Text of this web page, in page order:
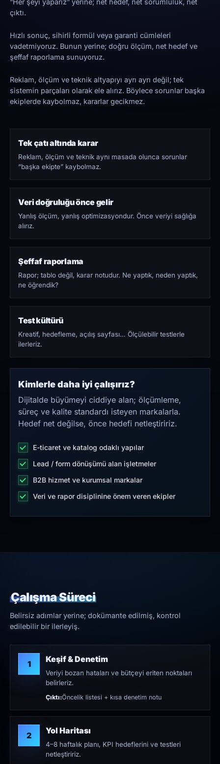
“Her şeyi yaparız” yerine; net hedef, net sorumluluk, net
çıktı.
Hızlı sonuç, sihirli formül veya garanti cümleleri
vadetmiyoruz. Bunun yerine; doğru ölçüm, net hedef ve
şeffaf raporlama sunuyoruz.
Reklam, ölçüm ve teknik altyapıyı ayrı ayrı değil; tek
sistemin parçaları olarak ele alırız. Böylece sorunlar başka
ekiplerde kaybolmaz, kararlar gecikmez.
Tek çatı altında karar
Reklam, ölçüm ve teknik aynı masada olunca sorunlar
“başka ekipte” kaybolmaz.
Veri doğruluğu önce gelir
Yanlış ölçüm, yanlış optimizasyondur. Önce veriyi sağlığa
alırız.
Şeffaf raporlama
Rapor; tablo değil, karar notudur. Ne yaptık, neden yaptık,
ne öğrendik?
Test kültürü
Kreatif, hedefleme, açılış sayfası… Ölçülebilir testlerle
ilerleriz.
Kimlerle daha iyi çalışırız?
Dijitalde büyümeyi ciddiye alan; ölçümleme,
süreç ve kalite standardı isteyen markalarla.
Hedef net değilse, önce hedefi netleştiririz.
E-ticaret ve katalog odaklı yapılar
Lead / form dönüşümü alan işletmeler
B2B hizmet ve kurumsal markalar
Veri ve rapor disiplinine önem veren ekipler
Çalışma Süreci
Belirsiz adımlar yerine; dokümante edilmiş, kontrol
edilebilir bir ilerleyiş.
1 Keşif & Denetim
Veriyi bozan hataları ve bütçeyi eriten noktaları
belirleriz.
Çıktı:Öncelik listesi + kısa denetim notu
2 Yol Haritası
4–8 haftalık planı, KPI hedeflerini ve testleri
netleştiririz.